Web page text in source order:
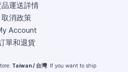
運送詳情
取消政策
Account
單和退貨
Taiwan / 台灣. If you want to ship